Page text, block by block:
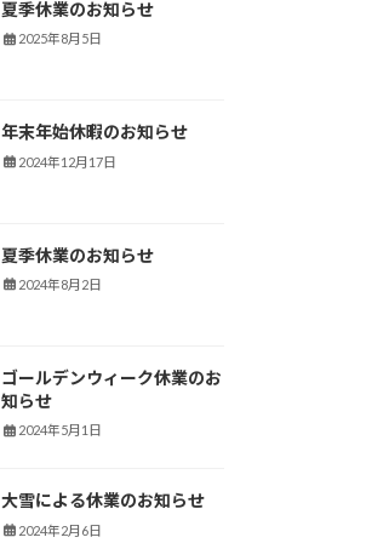
夏季休業のお知らせ
2025年8月5日
年末年始休暇のお知らせ
2024年12月17日
夏季休業のお知らせ
2024年8月2日
ゴールデンウィーク休業のお
知らせ
2024年5月1日
大雪による休業のお知らせ
2024年2月6日